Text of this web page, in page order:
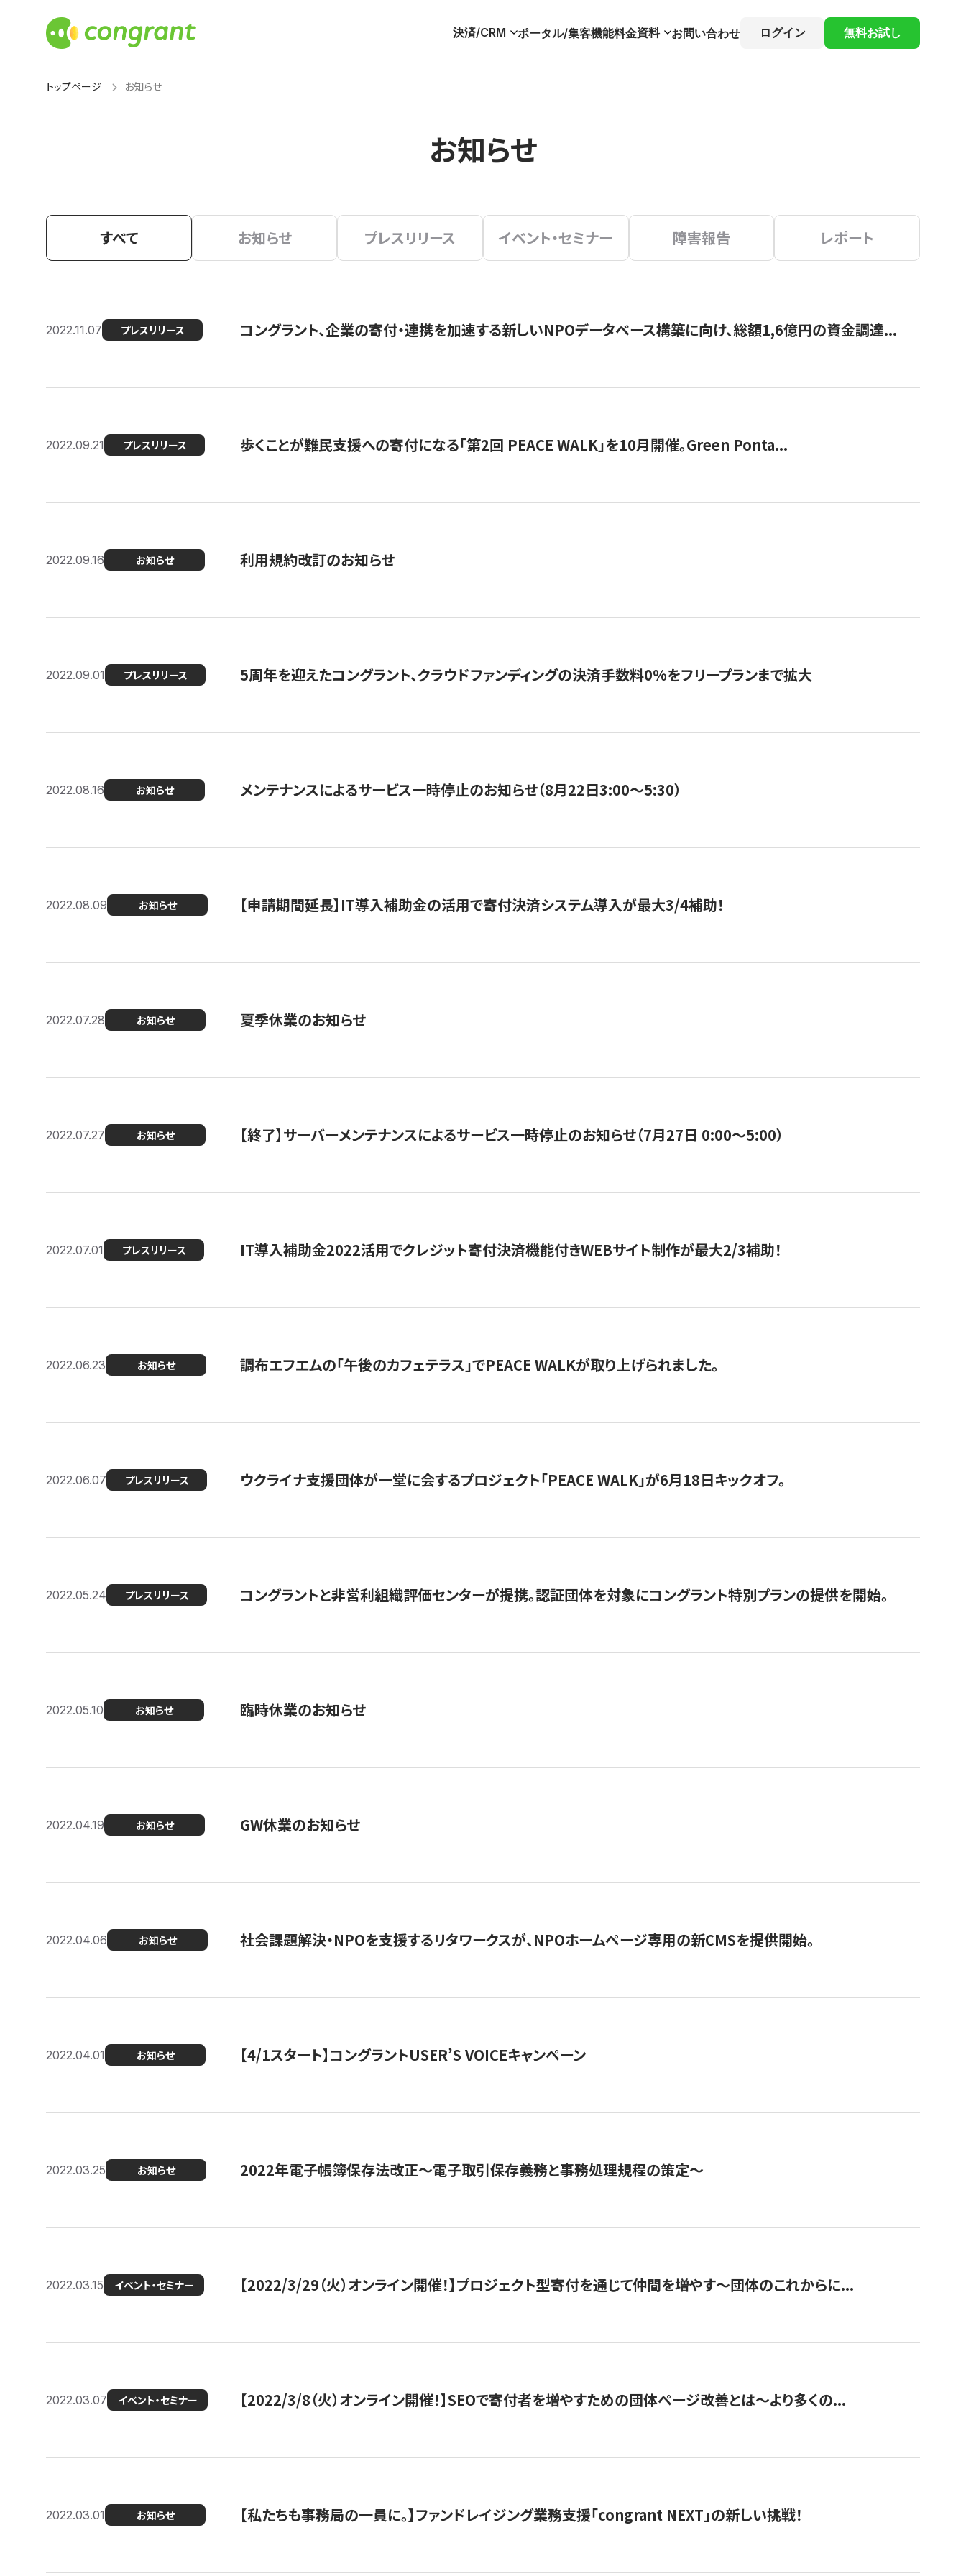
決済/CRM ポータル/集客機能料金資料 お問い合わせ ログイン 無料お試し
トップページ お知らせ
お知らせ
すべて お知らせ プレスリリース イベント・セミナー 障害報告 レポート
2022.11.07 プレスリリース コングラント、企業の寄付・連携を加速する新しいNPOデータベース構築に向け、総額1,6億円の資金調達...
2022.09.21 プレスリリース 歩くことが難民支援への寄付になる「第2回 PEACE WALK」を10月開催。Green Ponta...
2022.09.16 お知らせ 利用規約改訂のお知らせ
2022.09.01 プレスリリース 5周年を迎えたコングラント、クラウドファンディングの決済手数料0%をフリープランまで拡大
2022.08.16 お知らせ メンテナンスによるサービス一時停止のお知らせ（8月22日3:00〜5:30）
2022.08.09 お知らせ 【申請期間延長】IT導入補助金の活用で寄付決済システム導入が最大3/4補助！
2022.07.28 お知らせ 夏季休業のお知らせ
2022.07.27 お知らせ 【終了】サーバーメンテナンスによるサービス一時停止のお知らせ（7月27日 0:00〜5:00）
2022.07.01 プレスリリース IT導入補助金2022活用でクレジット寄付決済機能付きWEBサイト制作が最大2/3補助！
2022.06.23 お知らせ 調布エフエムの「午後のカフェテラス」でPEACE WALKが取り上げられました。
2022.06.07 プレスリリース ウクライナ支援団体が一堂に会するプロジェクト「PEACE WALK」が6月18日キックオフ。
2022.05.24 プレスリリース コングラントと非営利組織評価センターが提携。認証団体を対象にコングラント特別プランの提供を開始。
2022.05.10 お知らせ 臨時休業のお知らせ
2022.04.19 お知らせ GW休業のお知らせ
2022.04.06 お知らせ 社会課題解決・NPOを支援するリタワークスが、NPOホームページ専用の新CMSを提供開始。
2022.04.01 お知らせ 【4/1スタート】コングラントUSER’S VOICEキャンペーン
2022.03.25 お知らせ 2022年電子帳簿保存法改正～電子取引保存義務と事務処理規程の策定～
2022.03.15 イベント・セミナー 【2022/3/29（火）オンライン開催！】プロジェクト型寄付を通じて仲間を増やす～団体のこれからに...
2022.03.07 イベント・セミナー 【2022/3/8（火）オンライン開催！】SEOで寄付者を増やすための団体ページ改善とは～より多くの...
2022.03.01 お知らせ 【私たちも事務局の一員に。】ファンドレイジング業務支援「congrant NEXT」の新しい挑戦！